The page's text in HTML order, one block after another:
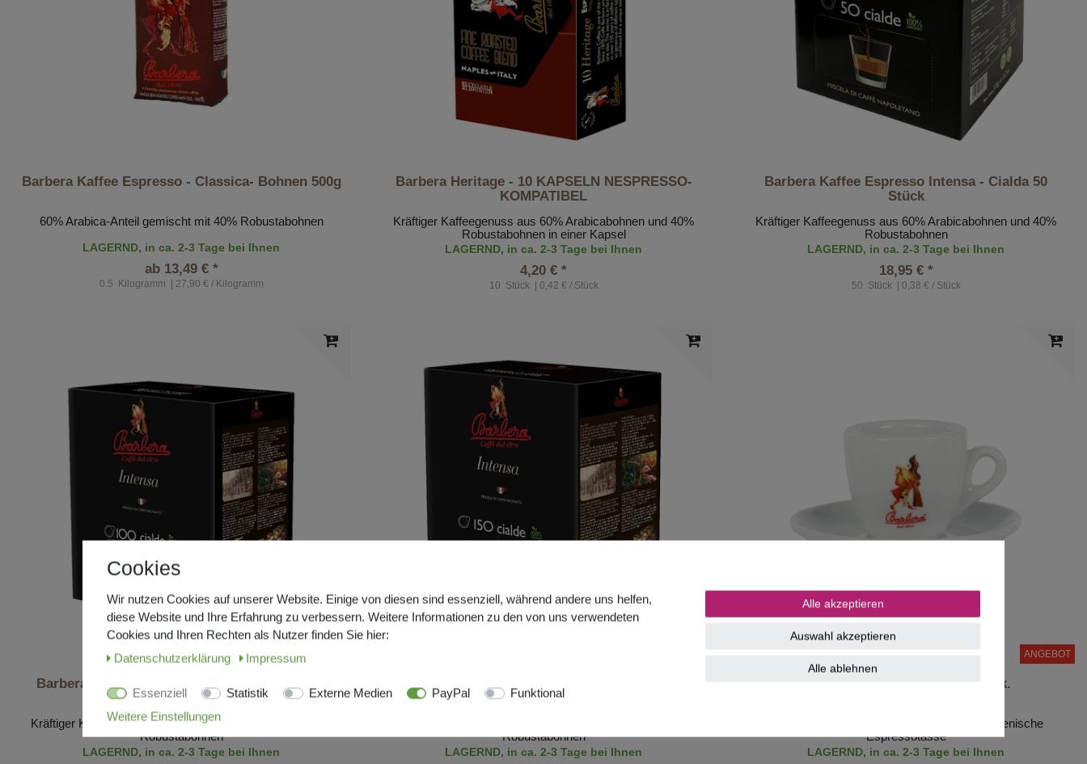
Barbera Kaffee Espresso - Classica- Bohnen 500g
60% Arabica-Anteil gemischt mit 40% Robustabohnen
LAGERND, in ca. 2-3 Tage bei Ihnen
ab 13,49 € *
0.5 Kilogramm | 27,90 € / Kilogramm
Barbera Heritage - 10 KAPSELN NESPRESSO-
KOMPATIBEL
Kräftiger Kaffeegenuss aus 60% Arabicabohnen und 40%
Robustabohnen in einer Kapsel
LAGERND, in ca. 2-3 Tage bei Ihnen
4,20 € *
10 Stück | 0,42 € / Stück
Barbera Kaffee Espresso Intensa - Cialda 50
Stück
Kräftiger Kaffeegenuss aus 60% Arabicabohnen und 40%
Robustabohnen
LAGERND, in ca. 2-3 Tage bei Ihnen
18,95 € *
50 Stück | 0,38 € / Stück
Barbera Kaffee Espresso Intensa - Cialda 100
Stück
Kräftiger Kaffeegenuss aus 60% Arabicabohnen und 40%
Robustabohnen
LAGERND, in ca. 2-3 Tage bei Ihnen
Barbera Kaffee Espresso Intensa - Cialda 150
Stück
Robustabohnen
LAGERND, in ca. 2-3 Tage bei Ihnen
ANGEBOT
Barbera- Espresso - Tasse 2 Stk.
Original Barbera - Typische dickwandige Italienische
Espressotasse
LAGERND, in ca. 2-3 Tage bei Ihnen
Cookies
Wir nutzen Cookies auf unserer Website. Einige von diesen sind essenziell, während andere uns helfen,
diese Website und Ihre Erfahrung zu verbessern. Weitere Informationen zu den von uns verwendeten
Cookies und Ihren Rechten als Nutzer finden Sie hier:
Daten­schutz­erklärung
Impressum
Essenziell Statistik Externe Medien PayPal
Funktional
Weitere Einstellungen
Alle akzeptieren
Auswahl akzeptieren
Alle ablehnen